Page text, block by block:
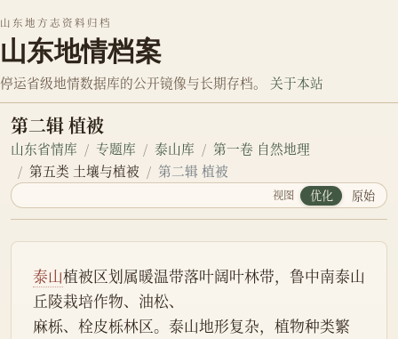
山东地方志资料归档
山东地情档案
停运省级地情数据库的公开镜像与长期存档。 关于本站
第二辑 植被
山东省情库 专题库 泰山库
第一卷 自然地理
第五类 土壤与植被
第二辑 植被
视图 优化 原始
泰山植被区划属暖温带落叶阔叶林带，鲁中南泰山
丘陵栽培作物、油松、
麻栎、栓皮栎林区。泰山地形复杂，植物种类繁